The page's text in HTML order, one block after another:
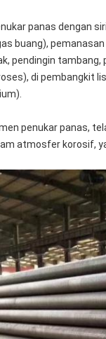
panas dengan
buang),
pendingin tambang,
di pembangkit
penukar panas,
atmosfer korosif,